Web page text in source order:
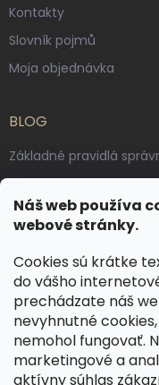
Náš web používa
webové stránky.
Cookies sú krátke
do vášho
prechádzate náš
nevyhnutné
nemohol fungovať.
marketingové a
aktívny súhlas
Kontakty
Slovník pojmů
Moja objednávka
BLOG
Základné pravidlá
Výroba českých
remesla
KONTAKT
dotazy@ spongr.cz
+420 776 663 962